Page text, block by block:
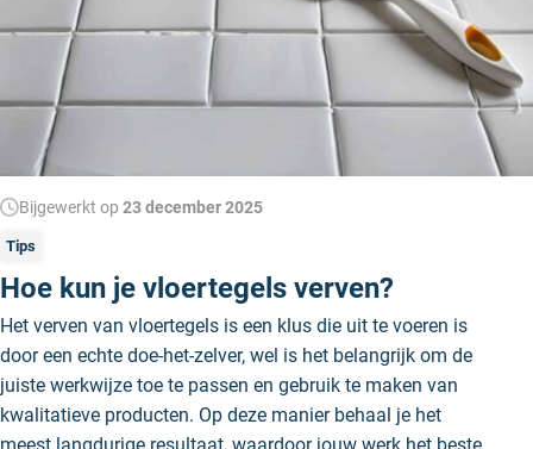
Bijgewerkt op 23 december 2025
Tips
Hoe kun je vloertegels verven?
Het verven van vloertegels is een klus die uit te voeren is
door een echte doe-het-zelver, wel is het belangrijk om de
juiste werkwijze toe te passen en gebruik te maken van
kwalitatieve producten. Op deze manier behaal je het